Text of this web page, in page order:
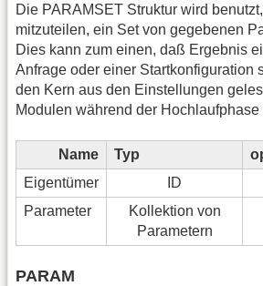
Die PARAMSET Struktur wird
mitzuteilen, ein Set von gegebenen
Dies kann zum einen, daß Ergebnis
Anfrage oder einer Startkonfiguration
den Kern aus den Einstellungen
Modulen während der
Name Typ
Eigentümer
ID
Parameter
Kollektion von
Parametern
PARAM